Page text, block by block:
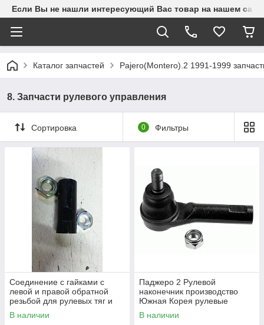
Если Вы не нашли интересующий Вас товар на нашем
Каталог запчастей Pajero(Montero).2 1991-1999
8. Запчасти рулевого управления
Сортировка 0 Фильтры
Соединение с гайками с
левой и правой обратной
резьбой для рулевых тяг и
наконечников MB166769
DUBL MR319727
В наличии
Паджеро 2 Рулевой
наконечник производство
Южная Корея рулевые
наконечники Pajero 2 второе
поколение
В наличии